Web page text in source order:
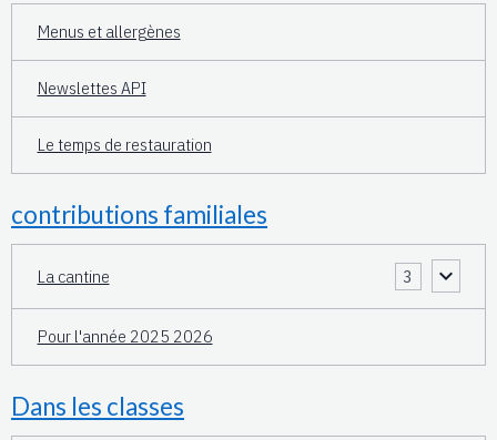
Menus et allergènes
Newslettes API
Le temps de restauration
contributions familiales
La cantine 3
Pour l'année 2025 2026
Dans les classes